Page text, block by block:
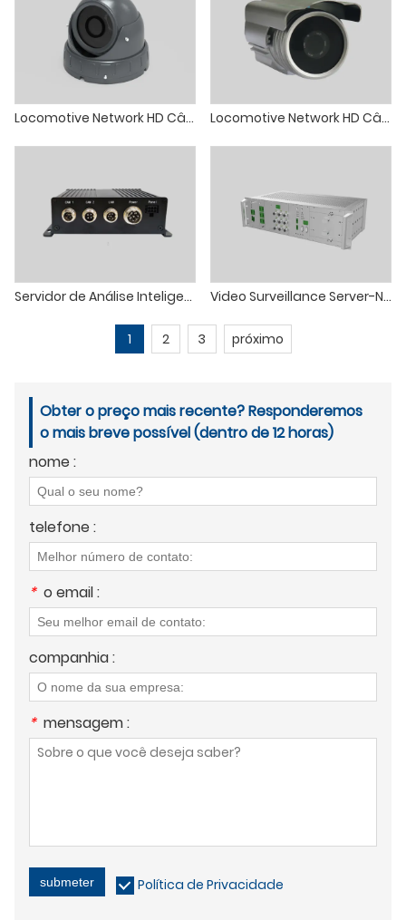
Locomotive Network HD Câmera Digital Dome Locomotive Network HD Câmera frontal
Servidor de Análise Inteligente da Fadiga do Motorista de Locomotiva Video Surveillance Server-NVR (Configurar modelos de acordo com os cenários de uso)
1 2 3 próximo
Obter o preço mais recente? Responderemos
o mais breve possível (dentro de 12 horas)
nome :
telefone :
* o email :
companhia :
* mensagem :
submeter Política de Privacidade